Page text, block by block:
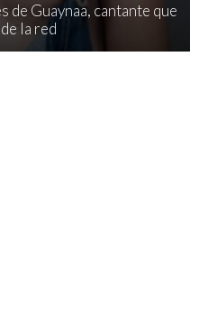
de Guaynaa, cantante que
la red